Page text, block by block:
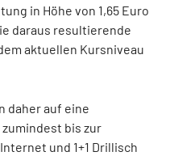
in Höhe von 1,65 Euro
daraus resultierende
aktuellen Kursniveau
daher auf eine
bis zur
und 1+1 Drillisch